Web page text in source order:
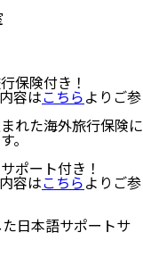
保険付き！
容はこちらよりご参
れた海外旅行保険に
。
ポート付き！
容はこちらよりご参
日本語サポートサ